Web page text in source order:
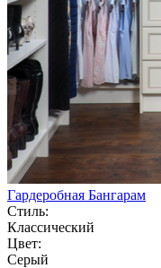
Гардеробная Бангарам
Стиль:
Классический
Цвет:
Серый